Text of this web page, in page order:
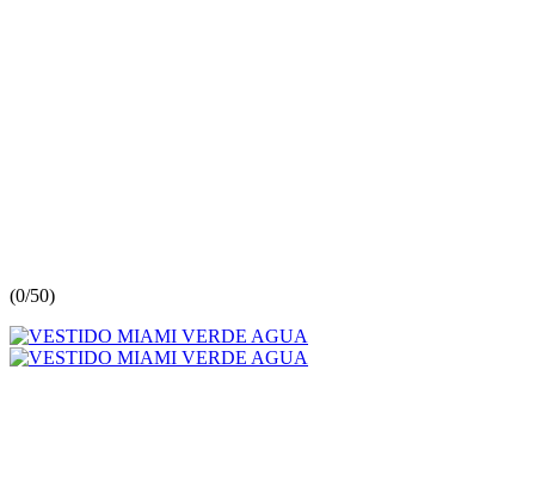
(0/50)